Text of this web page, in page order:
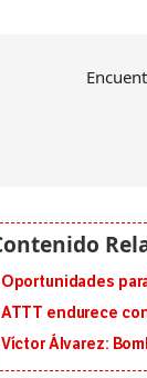
Oportunidades
ATTT endurece
Víctor Álvarez: